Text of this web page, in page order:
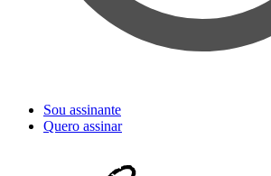
Sou assinante
Quero assinar